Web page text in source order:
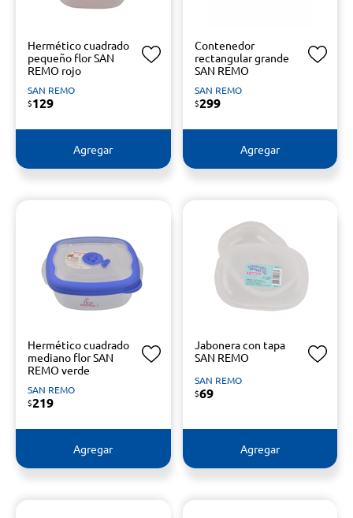
Hermético cuadrado
pequeño flor SAN
REMO rojo
SAN REMO
$129
Agregar
Contenedor
rectangular grande
SAN REMO
SAN REMO
$299
Agregar
Hermético cuadrado
mediano flor SAN
REMO verde
SAN REMO
$219
Agregar
Jabonera con tapa
SAN REMO
SAN REMO
$69
Agregar